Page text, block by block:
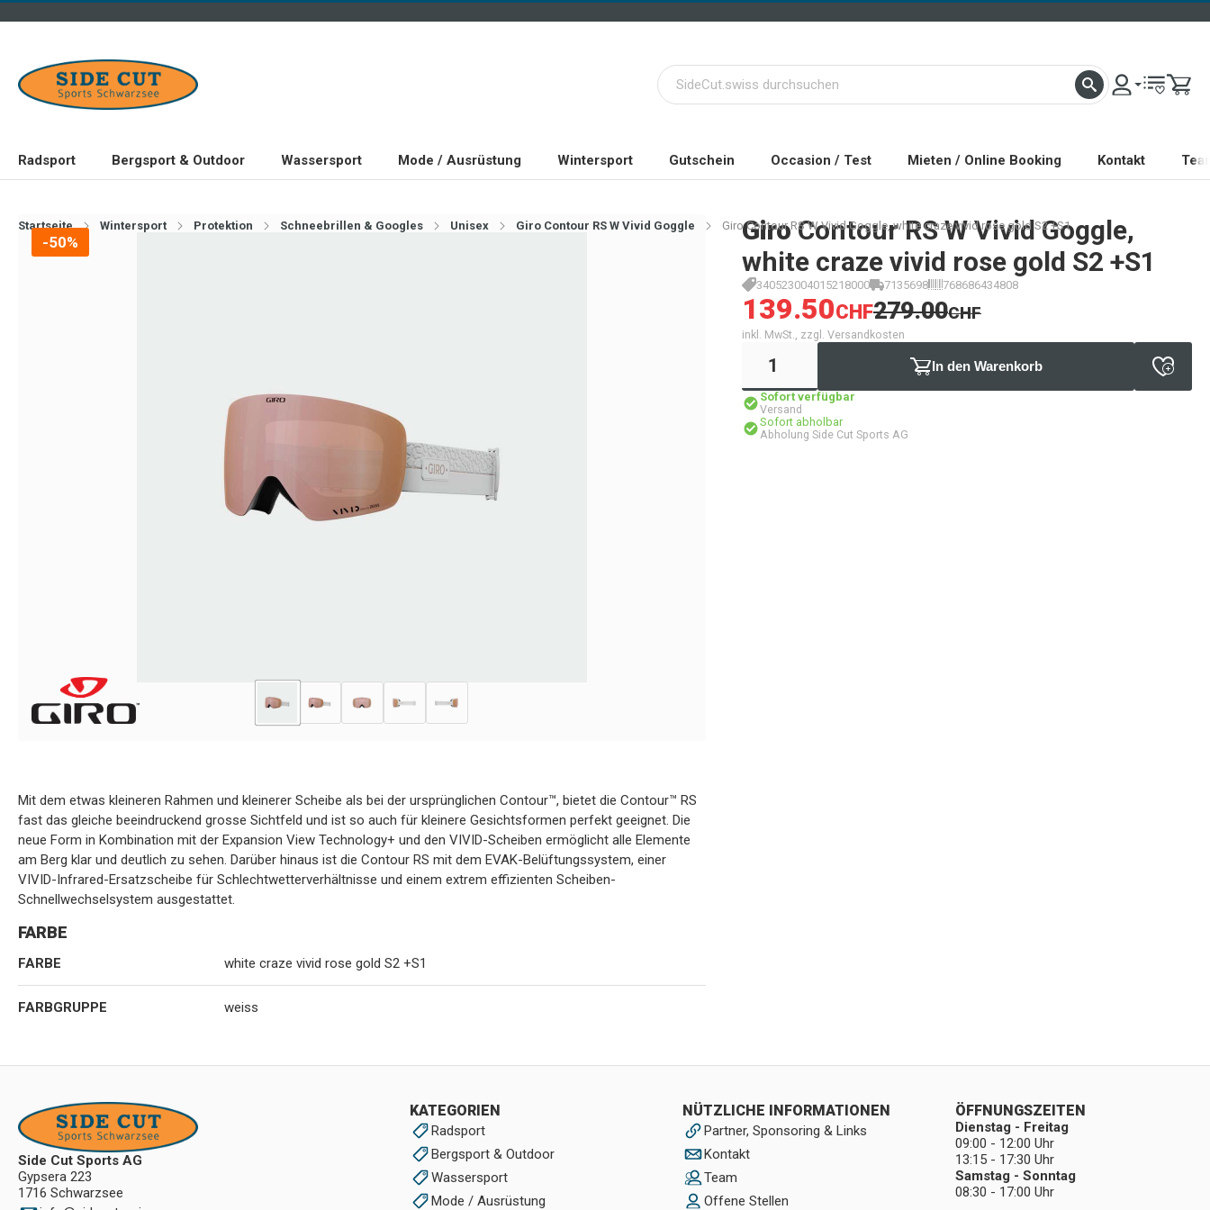
Radsport Bergsport & Outdoor Wassersport Mode / Ausrüstung Wintersport Gutschein Occasion / Test Mieten / Online Booking Kontakt
Startseite Wintersport Protektion Schneebrillen & Googles Unisex Giro Contour RS W Vivid Goggle Giro Contour RS W Vivid Goggle, white craze vivid rose gold S2 +S1
-50% Giro Contour RS W Vivid Goggle,
white craze vivid rose gold S2 +S1
340523004015218000 7135698 768686434808
139.50CHF279.00CHF
inkl. MwSt., zzgl. Versandkosten
In den Warenkorb
Sofort verfügbar
Versand
Sofort abholbar
Abholung Side Cut Sports AG
Mit dem etwas kleineren Rahmen und kleinerer Scheibe als bei der ursprünglichen Contour™, bietet die Contour™ RS
fast das gleiche beeindruckend grosse Sichtfeld und ist so auch für kleinere Gesichtsformen perfekt geeignet. Die
neue Form in Kombination mit der Expansion View Technology+ und den VIVID-Scheiben ermöglicht alle Elemente
am Berg klar und deutlich zu sehen. Darüber hinaus ist die Contour RS mit dem EVAK-Belüftungssystem, einer
VIVID-Infrared-Ersatzscheibe für Schlechtwetterverhältnisse und einem extrem effizienten Scheiben-
Schnellwechselsystem ausgestattet.
FARBE
FARBE white craze vivid rose gold S2 +S1
FARBGRUPPE weiss
Side Cut Sports AG
Gypsera 223
1716 Schwarzsee
KATEGORIEN
Radsport
Bergsport & Outdoor
Wassersport
Mode / Ausrüstung
NÜTZLICHE INFORMATIONEN
Partner, Sponsoring & Links
Kontakt
Team
Offene Stellen
ÖFFNUNGSZEITEN
Dienstag - Freitag
09:00 - 12:00 Uhr
13:15 - 17:30 Uhr
Samstag - Sonntag
08:30 - 17:00 Uhr